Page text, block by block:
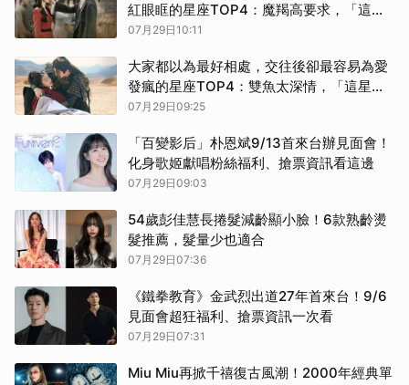
紅眼眶的星座TOP4：魔羯高要求，「這星
座」一句安慰就破防
07月29日10:11
大家都以為最好相處，交往後卻最容易為愛
發瘋的星座TOP4：雙魚太深情，「這星
座」佔有慾比想像更強
07月29日09:25
「百變影后」朴恩斌9/13首來台辦見面會！
化身歌姬獻唱粉絲福利、搶票資訊看這邊
07月29日09:03
54歲彭佳慧長捲髮減齡顯小臉！6款熟齡燙
髮推薦，髮量少也適合
07月29日07:36
《鐵拳教育》金武烈出道27年首來台！9/6
見面會超狂福利、搶票資訊一次看
07月29日07:31
Miu Miu再掀千禧復古風潮！2000年經典單